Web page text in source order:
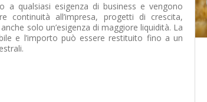
a qualsiasi esigenza di business e vengono
continuità all’impresa, progetti di crescita,
solo un’esigenza di maggiore liquidità. La
e l’importo può essere restituito fino a un